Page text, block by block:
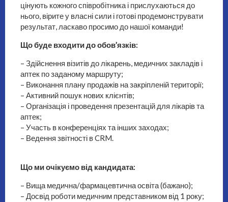
цінують кожного співробітника і прислухаються до
нього, вірите у власні сили і готові продемонструвати
результат, ласкаво просимо до нашої команди!
Що буде входити до обов’язків:
– Здійснення візитів до лікарень, медичних закладів і
аптек по заданому маршруту;
– Виконання плану продажів на закріпленій території;
– Активний пошук нових клієнтів;
– Організація і проведення презентацій для лікарів та
аптек;
– Участь в конференціях та інших заходах;
– Ведення звітності в CRM.
Що ми очікуємо від кандидата:
– Вища медична/фармацевтична освіта (бажано);
– Досвід роботи медичним представником від 1 року;